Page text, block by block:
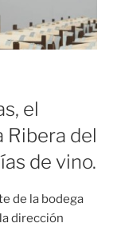
el
Ribera del
de vino.
de la bodega
dirección